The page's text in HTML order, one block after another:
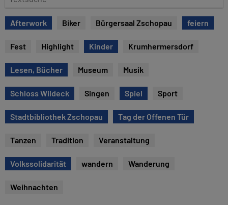
m
e
x
t
c
e
Afterwork Biker Bürgersaal Zschopau feiern
Fest Highlight Kinder Krumhermersdorf
Lesen, Bücher Museum Musik
Schloss Wildeck Singen Spiel Sport
Stadtbibliothek Zschopau Tag der Offenen Tür
Tanzen Tradition Veranstaltung
Volkssolidarität wandern Wanderung
Weihnachten